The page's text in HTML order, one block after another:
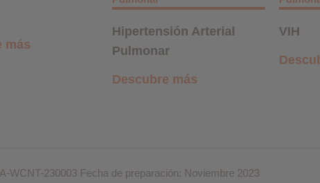
más
Hipertensión Arterial
Pulmonar
Descubre más
VIH
WCNT-230003 Fecha de preparación: Noviembre 2023